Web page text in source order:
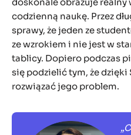
codzienną naukę. Przez
sprawy, że jeden ze
ze wzrokiem i nie jest w
tablicy. Dopiero podczas
się podzielić tym, że dzięki
rozwiązać jego problem.